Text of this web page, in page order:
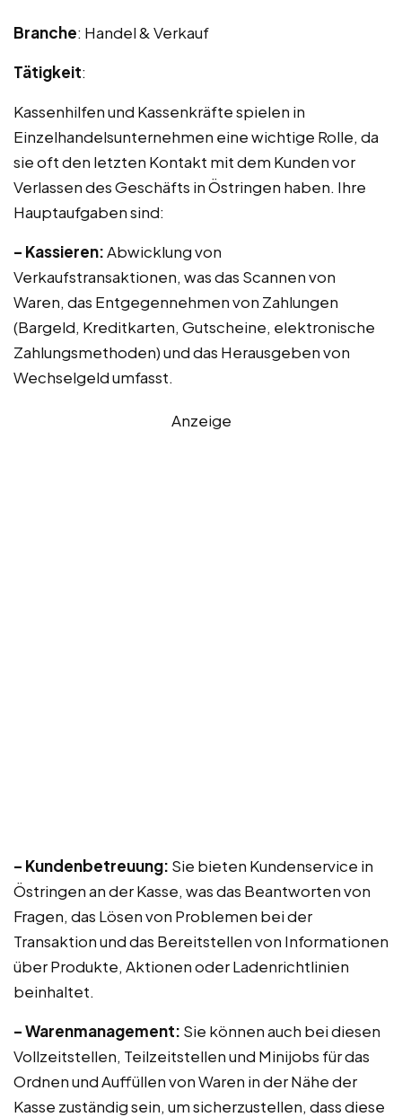
Branche: Handel & Verkauf
Tätigkeit:
Kassenhilfen und Kassenkräfte spielen in
Einzelhandelsunternehmen eine wichtige Rolle, da
sie oft den letzten Kontakt mit dem Kunden vor
Verlassen des Geschäfts in Östringen haben. Ihre
Hauptaufgaben sind:
– Kassieren:Abwicklung von
Verkaufstransaktionen, was das Scannen von
Waren, das Entgegennehmen von Zahlungen
(Bargeld, Kreditkarten, Gutscheine, elektronische
Zahlungsmethoden) und das Herausgeben von
Wechselgeld umfasst.
Anzeige
– Kundenbetreuung: Sie bieten Kundenservice in
Östringen an der Kasse, was das Beantworten von
Fragen, das Lösen von Problemen bei der
Transaktion und das Bereitstellen von Informationen
über Produkte, Aktionen oder Ladenrichtlinien
beinhaltet.
– Warenmanagement: Sie können auch bei diesen
Vollzeitstellen, Teilzeitstellen und Minijobs für das
Ordnen und Auffüllen von Waren in der Nähe der
Kasse zuständig sein, um sicherzustellen, dass diese